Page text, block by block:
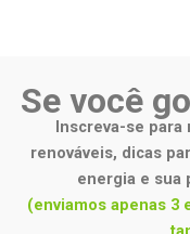
Se você
Inscreva-se
renováveis, dicas
energia e sua
(enviamos apenas 3